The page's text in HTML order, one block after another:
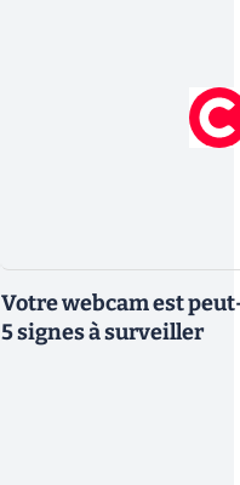
Votre webcam est
5 signes à surveiller